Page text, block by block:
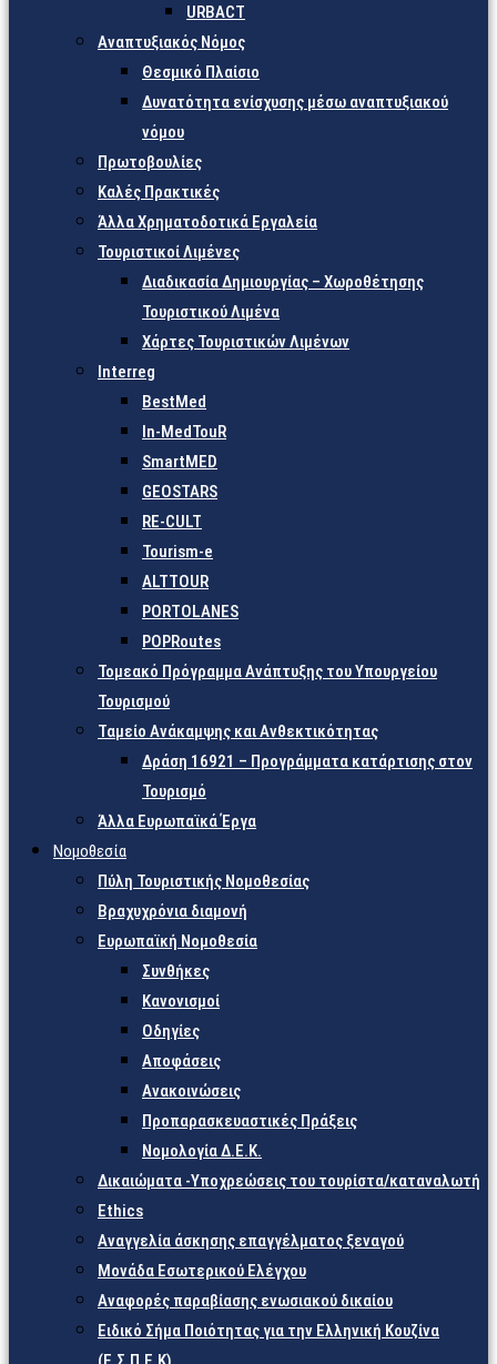
URBACT
Αναπτυξιακός Νόμος
Θεσμικό Πλαίσιο
Δυνατότητα ενίσχυσης μέσω αναπτυξιακού
νόμου
Πρωτοβουλίες
Καλές Πρακτικές
Άλλα Χρηματοδοτικά Εργαλεία
Τουριστικοί Λιμένες
Διαδικασία Δημιουργίας – Χωροθέτησης
Τουριστικού Λιμένα
Χάρτες Τουριστικών Λιμένων
Interreg
BestMed
In-MedTouR
SmartMED
GEOSTARS
RE-CULT
Tourism-e
ALTTOUR
PORTOLANES
POPRoutes
Τομεακό Πρόγραμμα Ανάπτυξης του Υπουργείου
Τουρισμού
Ταμείο Ανάκαμψης και Ανθεκτικότητας
Δράση 16921 – Προγράμματα κατάρτισης στον
Τουρισμό
Άλλα Ευρωπαϊκά Έργα
Νομοθεσία
Πύλη Τουριστικής Νομοθεσίας
Βραχυχρόνια διαμονή
Ευρωπαϊκή Νομοθεσία
Συνθήκες
Κανονισμοί
Οδηγίες
Αποφάσεις
Ανακοινώσεις
Προπαρασκευαστικές Πράξεις
Νομολογία Δ.Ε.Κ.
Δικαιώματα -Υποχρεώσεις του τουρίστα/καταναλωτή
Ethics
Αναγγελία άσκησης επαγγέλματος ξεναγού
Μονάδα Εσωτερικού Ελέγχου
Αναφορές παραβίασης ενωσιακού δικαίου
Ειδικό Σήμα Ποιότητας για την Ελληνική Κουζίνα